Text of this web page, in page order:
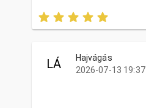
LÁ
Hajvágás
2026-07-13 19:37